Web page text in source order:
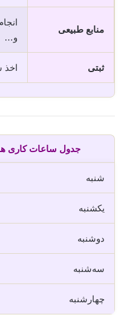
منابع طبیعی
و…
ثبتی
جدول ساعات کاری
شنبه
یکشنبه
دوشنبه
سه‌شنبه
چهارشنبه